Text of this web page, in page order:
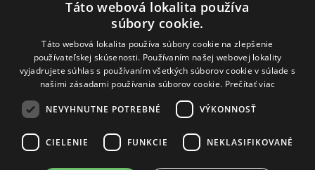
sales@rosler.sk
Regionálni zástupcovia
Západ a stred:
+421 903 728 402
Východ
mobil: +421 901 728 409
Táto webová lokalita používa
súbory cookie.
Táto webová lokalita používa súbory cookie na zlepšenie
používateľskej skúsenosti. Používaním našej webovej lokality
vyjadrujete súhlas s používaním všetkých súborov cookie v súlade s
našimi zásadami používania súborov cookie. Prečítať viac
NEVYHNUTNE POTREBNÉ VÝKONNOSŤ
CIELENIE FUNKCIE NEKLASIFIKOVANÉ